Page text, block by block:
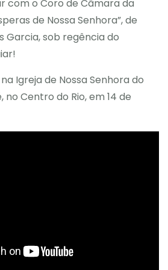
com o Coro de Câmara da
de Nossa Senhora”, de
Garcia, sob regência do
Igreja de Nossa Senhora do
no Centro do Rio, em 14 de